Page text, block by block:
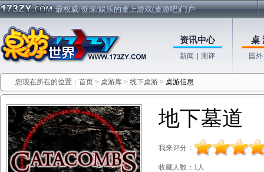
最权威/资深/娱乐的桌上游戏(桌游吧)门户
资讯中心
新闻 测评
桌
国外
您现在所在的位置： 首页 > 桌游库 > 线下桌游 > 桌游信息
地下墓道
我来评分：
收藏人数： 1人